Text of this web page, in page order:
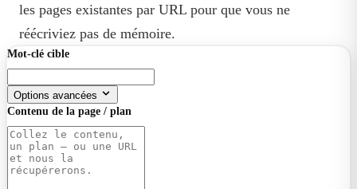
les pages existantes par URL pour que vous ne
réécriviez pas de mémoire.
Mot-clé cible
Options avancées
Contenu de la page / plan